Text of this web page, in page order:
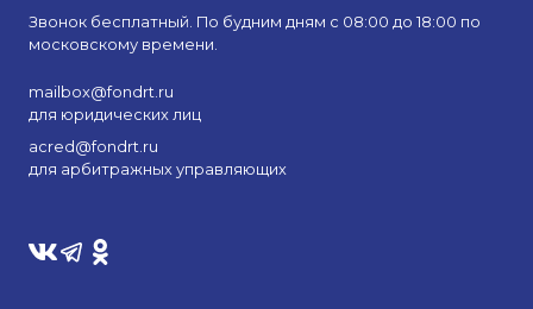
Звонок бесплатный. По будним дням с 08:00 до 18:00 по
московскому времени.
mailbox@fondrt.ru
для юридических лиц
acred@fondrt.ru
для арбитражных управляющих